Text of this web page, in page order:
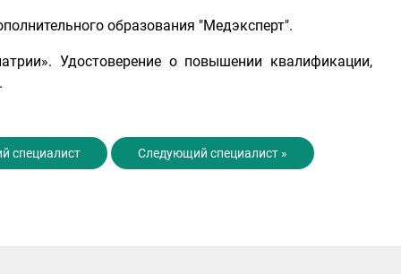
образования "Медэксперт".
Удостоверение о повышении квалификации,
специалист Следующий специалист »